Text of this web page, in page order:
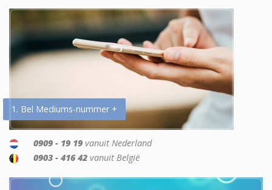
1. Bel Mediums-nummer +
0909 - 19 19 vanuit Nederland
0903 - 416 42 vanuit België